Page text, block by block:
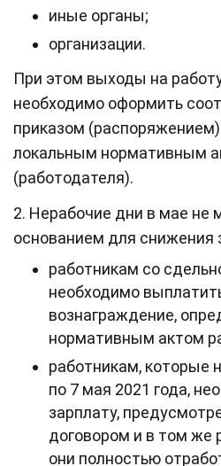
иные органы;
организации.
При этом выходы на
необходимо оформить
приказом (распоряжением)
локальным нормативным
(работодателя).
2. Нерабочие дни в мае не
основанием для снижения
работникам со
необходимо
вознаграждение,
нормативным актом
работникам, которые
по 7 мая 2021 года,
зарплату,
договором и в том же
они полностью